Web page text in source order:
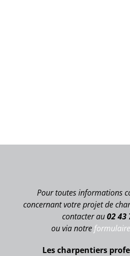
Pour toutes informations
concernant votre projet de
contacter au02 43
ou via notre
Les charpentiers